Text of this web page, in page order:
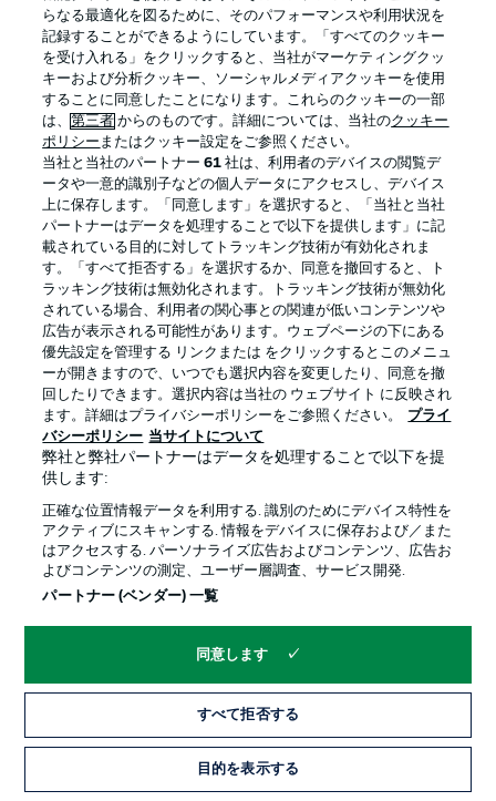
Official Partners
プライバシー・ポリシー 優先設定を管理する
利用条件 放送局
求人 選手
当サイトについて
© 2026 Bundesliga-Gruppe GmbH
言語をお選びください
Display Mode
らなる最適化を図るために、そのパフォーマンスや利用状況を
記録することができるようにしています。「すべてのクッキー
を受け入れる」をクリックすると、当社がマーケティングクッ
キーおよび分析クッキー、ソーシャルメディアクッキーを使用
することに同意したことになります。これらのクッキーの一部
は、第三者 からのものです。詳細については、当社のクッキー
ポリシー またはクッキー設定をご参照ください。
当社と当社のパートナー61 社は、利用者のデバイスの閲覧デ
ータや一意的識別子などの個人データにアクセスし、デバイス
上に保存します。「同意します」を選択すると、「当社と当社
パートナーはデータを処理することで以下を提供します」に記
載されている目的に対してトラッキング技術が有効化されま
す。「すべて拒否する」を選択するか、同意を撤回すると、ト
ラッキング技術は無効化されます。トラッキング技術が無効化
されている場合、利用者の関心事との関連が低いコンテンツや
広告が表示される可能性があります。ウェブページの下にある
優先設定を管理する リンクまたは をクリックするとこのメニュ
ーが開きますので、いつでも選択内容を変更したり、同意を撤
回したりできます。選択内容は当社の ウェブサイト に反映され
ます。詳細はプライバシーポリシーをご参照ください。
プライ
バシーポリシー 当サイトについて
弊社と弊社パートナーはデータを処理することで以下を提
供します:
正確な位置情報データを利用する. 識別のためにデバイス特性を
アクティブにスキャンする. 情報をデバイスに保存および／また
はアクセスする. パーソナライズ広告およびコンテンツ、広告お
よびコンテンツの測定、ユーザー層調査、サービス開発.
パートナー (ベンダー) 一覧
同意します
すべて拒否する
目的を表示する